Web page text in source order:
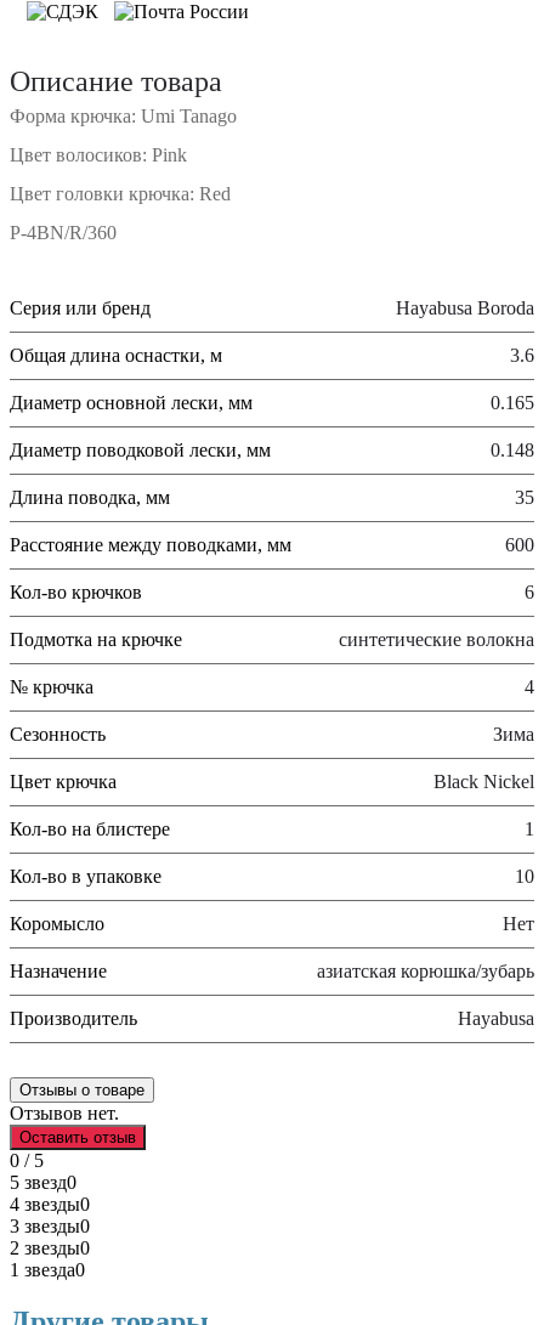
Описание товара
Форма крючка: Umi Tanago
Цвет волосиков: Pink
Цвет головки крючка: Red
P-4BN/R/360
Серия или бренд Hayabusa Boroda
Общая длина оснастки, м 3.6
Диаметр основной лески, мм 0.165
Диаметр поводковой лески, мм 0.148
Длина поводка, мм 35
Расстояние между поводками, мм 600
Кол-во крючков 6
Подмотка на крючке синтетические волокна
№ крючка 4
Сезонность Зима
Цвет крючка Black Nickel
Кол-во на блистере 1
Кол-во в упаковке 10
Коромысло Нет
Назначение азиатская корюшка/зубарь
Производитель Hayabusa
Отзывы о товаре
Отзывов нет.
Оставить отзыв
0 / 5
5 звезд0
4 звезды0
3 звезды0
2 звезды0
1 звезда0